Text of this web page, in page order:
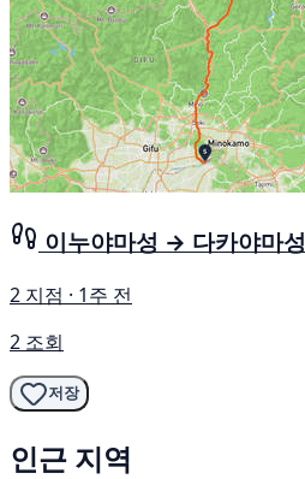
이누야마성 → 다카야마성
2 지점 · 1주 전
2 조회
저장
인근 지역